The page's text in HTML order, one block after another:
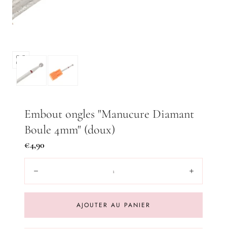
Ouvrir
les
dans
une
fenêtre
modale
Embout ongles "Manucure Diamant
Boule 4mm" (doux)
Prix
régulier
€4,90
AJOUTER AU PANIER